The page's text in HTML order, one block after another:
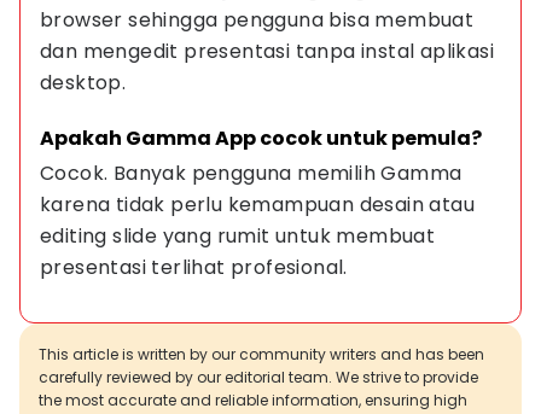
browser sehingga pengguna bisa membuat
dan mengedit presentasi tanpa instal aplikasi
desktop.
Apakah Gamma App cocok untuk pemula?
Cocok. Banyak pengguna memilih Gamma
karena tidak perlu kemampuan desain atau
editing slide yang rumit untuk membuat
presentasi terlihat profesional.
This article is written by our community writers and has been
carefully reviewed by our editorial team. We strive to provide
the most accurate and reliable information, ensuring high